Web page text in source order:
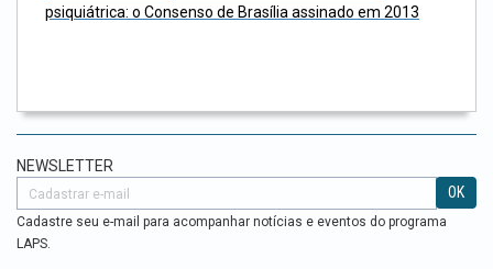
psiquiátrica: o Consenso de Brasília assinado em 2013
NEWSLETTER
OK
Cadastre seu e-mail para acompanhar notícias e eventos do programa
LAPS.